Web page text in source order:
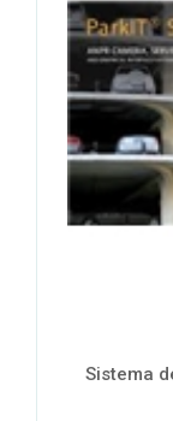
Sistema